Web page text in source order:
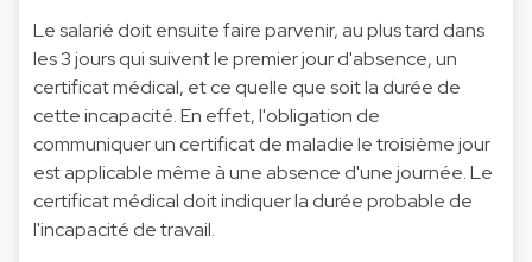
Le salarié doit ensuite faire parvenir, au plus tard dans
les 3 jours qui suivent le premier jour d'absence, un
certificat médical, et ce quelle que soit la durée de
cette incapacité. En effet, l'obligation de
communiquer un certificat de maladie le troisième jour
est applicable même à une absence d'une journée. Le
certificat médical doit indiquer la durée probable de
l'incapacité de travail.